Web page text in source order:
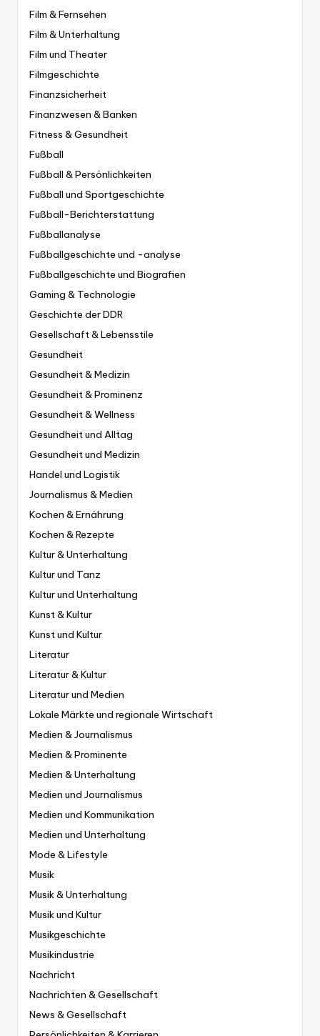
Film & Fernsehen
Film & Unterhaltung
Film und Theater
Filmgeschichte
Finanzsicherheit
Finanzwesen & Banken
Fitness & Gesundheit
Fußball
Fußball & Persönlichkeiten
Fußball und Sportgeschichte
Fußball-Berichterstattung
Fußballanalyse
Fußballgeschichte und -analyse
Fußballgeschichte und Biografien
Gaming & Technologie
Geschichte der DDR
Gesellschaft & Lebensstile
Gesundheit
Gesundheit & Medizin
Gesundheit & Prominenz
Gesundheit & Wellness
Gesundheit und Alltag
Gesundheit und Medizin
Handel und Logistik
Journalismus & Medien
Kochen & Ernährung
Kochen & Rezepte
Kultur & Unterhaltung
Kultur und Tanz
Kultur und Unterhaltung
Kunst & Kultur
Kunst und Kultur
Literatur
Literatur & Kultur
Literatur und Medien
Lokale Märkte und regionale Wirtschaft
Medien & Journalismus
Medien & Prominente
Medien & Unterhaltung
Medien und Journalismus
Medien und Kommunikation
Medien und Unterhaltung
Mode & Lifestyle
Musik
Musik & Unterhaltung
Musik und Kultur
Musikgeschichte
Musikindustrie
Nachricht
Nachrichten & Gesellschaft
News & Gesellschaft